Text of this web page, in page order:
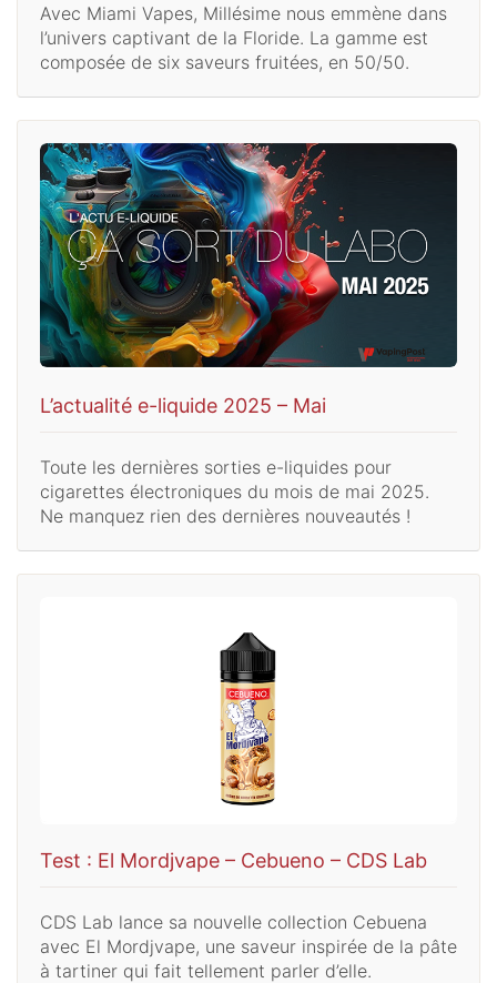
Avec Miami Vapes, Millésime nous emmène dans
l’univers captivant de la Floride. La gamme est
composée de six saveurs fruitées, en 50/50.
L’actualité e-liquide 2025 – Mai
Toute les dernières sorties e-liquides pour
cigarettes électroniques du mois de mai 2025.
Ne manquez rien des dernières nouveautés !
Test : El Mordjvape – Cebueno – CDS Lab
CDS Lab lance sa nouvelle collection Cebuena
avec El Mordjvape, une saveur inspirée de la pâte
à tartiner qui fait tellement parler d’elle.